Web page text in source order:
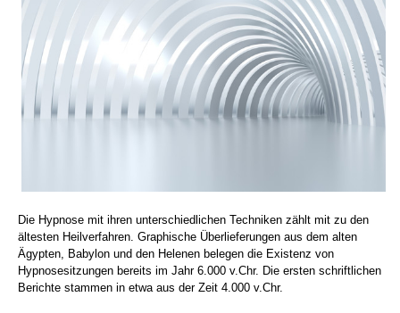
Die Hypnose mit ihren unterschiedlichen Techniken zählt mit zu den
ältesten Heilverfahren. Graphische Überlieferungen aus dem alten
Ägypten, Babylon und den Helenen belegen die Existenz von
Hypnosesitzungen bereits im Jahr 6.000 v.Chr. Die ersten schriftlichen
Berichte stammen in etwa aus der Zeit 4.000 v.Chr.